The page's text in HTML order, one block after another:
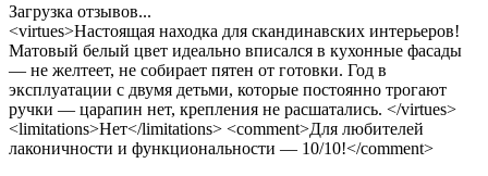
Загрузка отзывов...
<virtues>Настоящая находка для скандинавских интерьеров!
Матовый белый цвет идеально вписался в кухонные фасады
— не желтеет, не собирает пятен от готовки. Год в
эксплуатации с двумя детьми, которые постоянно трогают
ручки — царапин нет, крепления не расшатались. </virtues>
<limitations>Нет</limitations> <comment>Для любителей
лаконичности и функциональности — 10/10!</comment>